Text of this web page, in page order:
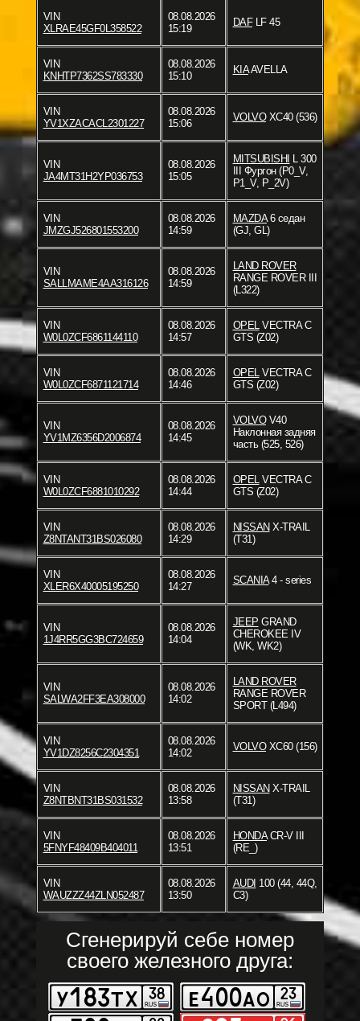
VIN
XLRAE45GF0L358522
08.08.2026
15:19
DAFLF 45
VIN
KNHTP7362SS783330
08.08.2026
15:10
KIAAVELLA
VIN
YV1XZACACL2301227
08.08.2026
15:06
VOLVOXC40 (536)
VIN
JA4MT31H2YP036753
08.08.2026
15:05
MITSUBISHI
L 300
III Фургон (P0_V,
P1_V, P_2V)
VIN
JMZGJ526801553200
08.08.2026
14:59
MAZDA6 седан
(GJ, GL)
VIN
SALLMAME4AA316126
08.08.2026
14:59
LAND ROVER
RANGE ROVER III
(L322)
VIN
W0L0ZCF6861144110
08.08.2026
14:57
OPEL
VECTRA C
GTS (Z02)
VIN
W0L0ZCF6871121714
08.08.2026
14:46
OPEL
VECTRA C
GTS (Z02)
VIN
YV1MZ6356D2006874
08.08.2026
14:45
VOLVOV40
Наклонная задняя
часть (525, 526)
VIN
W0L0ZCF6881010292
08.08.2026
14:44
OPEL
VECTRA C
GTS (Z02)
VIN
Z8NTANT31BS026080
08.08.2026
14:29
NISSAN X-TRAIL
(T31)
VIN
XLER6X40005195250
08.08.2026
14:27
SCANIA4 - series
VIN
1J4RR5GG3BC724659
08.08.2026
14:04
JEEP GRAND
CHEROKEE IV
(WK, WK2)
VIN
SALWA2FF3EA308000
08.08.2026
14:02
LAND ROVER
RANGE ROVER
SPORT (L494)
VIN
YV1DZ8256C2304351
08.08.2026
14:02
VOLVOXC60 (156)
VIN
Z8NTBNT31BS031532
08.08.2026
13:58
NISSAN X-TRAIL
(T31)
VIN
5FNYF48409B404011
08.08.2026
13:51
HONDACR-V III
(RE_)
VIN
WAUZZZ44ZLN052487
08.08.2026
13:50
AUDI 100 (44, 44Q,
C3)
Сгенерируй себе номер
своего железного друга: